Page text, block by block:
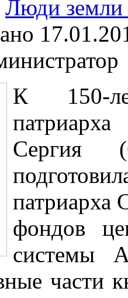
Люди земли
К 150-
Сергия
патриарха
фондов
системы
части